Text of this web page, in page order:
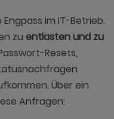
im IT-Betrieb.
zu entlasten und zu
Resets,
Über ein
Anfragen: